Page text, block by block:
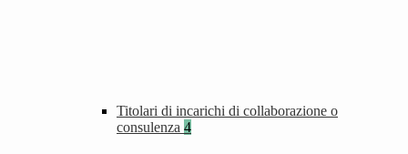
Titolari di incarichi di collaborazione o
consulenza 4